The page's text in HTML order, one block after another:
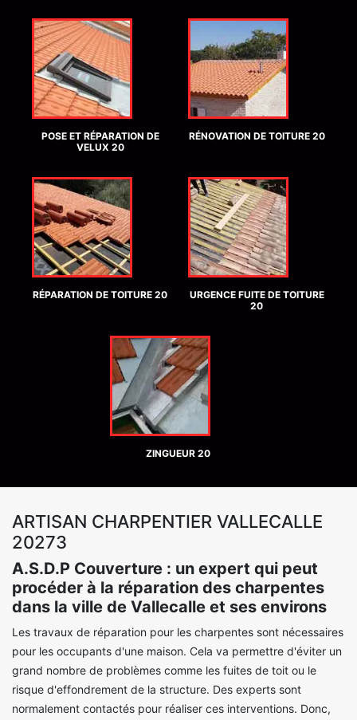
POSE ET RÉPARATION DE
VELUX 20
RÉNOVATION DE TOITURE 20
RÉPARATION DE TOITURE 20
URGENCE FUITE DE TOITURE
20
ZINGUEUR 20
ARTISAN CHARPENTIER VALLECALLE
20273
A.S.D.P Couverture : un expert qui peut
procéder à la réparation des charpentes
dans la ville de Vallecalle et ses environs
Les travaux de réparation pour les charpentes sont nécessaires
pour les occupants d'une maison. Cela va permettre d'éviter un
grand nombre de problèmes comme les fuites de toit ou le
risque d'effondrement de la structure. Des experts sont
normalement contactés pour réaliser ces interventions. Donc,